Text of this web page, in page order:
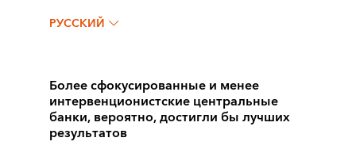
РУССКИЙ
Более сфокусированные и менее
интервенционистские центральные
банки, вероятно, достигли бы лучших
результатов